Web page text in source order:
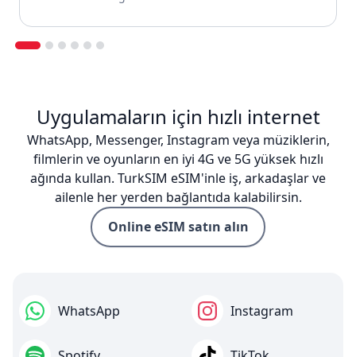
Uygulamaların için hızlı internet
WhatsApp, Messenger, Instagram veya müziklerin,
filmlerin ve oyunların en iyi 4G ve 5G yüksek hızlı
ağında kullan. TurkSIM eSIM'inle iş, arkadaşlar ve
ailenle her yerden bağlantıda kalabilirsin.
Online eSIM satın alın
WhatsApp Instagram